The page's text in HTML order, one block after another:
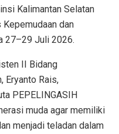
Kalimantan Selatan
dan
27–29 Juli 2026.
II Bidang
Eryanto Rais,
PEPELINGASIH
muda agar memiliki
menjadi teladan dalam